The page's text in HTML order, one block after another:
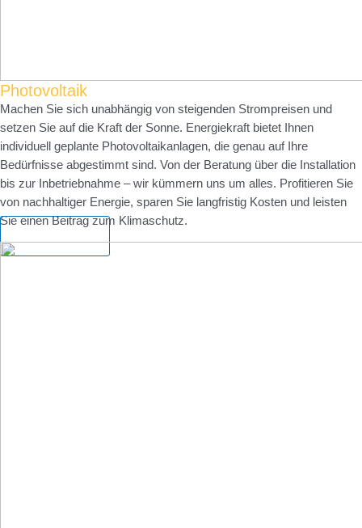
Photovoltaik
Machen Sie sich unabhängig von steigenden Strompreisen und
setzen Sie auf die Kraft der Sonne. Energiekraft bietet Ihnen
individuell geplante Photovoltaikanlagen, die genau auf Ihre
Bedürfnisse abgestimmt sind. Von der Beratung über die Installation
bis zur Inbetriebnahme – wir kümmern uns um alles. Profitieren Sie
von nachhaltiger Energie, sparen Sie langfristig Kosten und leisten
Sie einen Beitrag zum Klimaschutz.